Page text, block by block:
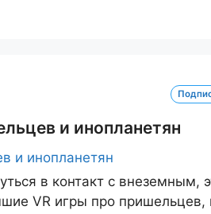
и инопланетян
в контакт с внеземным,
VR игры про пришельцев,